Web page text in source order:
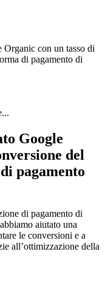
Organic con un tasso di
di pagamento di
Google
del
pagamento
di pagamento di
aiutato una
le conversioni e a
all’ottimizzazione della